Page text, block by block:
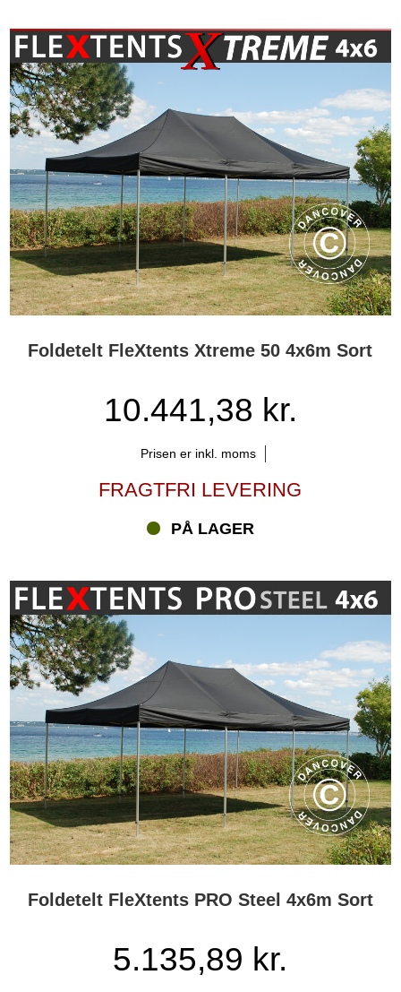
Foldetelt FleXtents Xtreme 50 4x6m Sort
10.441,38 kr.
Prisen er inkl. moms
FRAGTFRI LEVERING
PÅ LAGER
Foldetelt FleXtents PRO Steel 4x6m Sort
5.135,89 kr.